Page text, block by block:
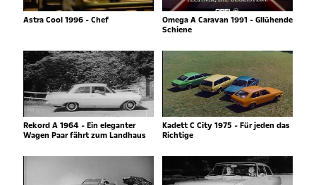
Astra Cool 1996 - Chef
Omega A Caravan 1991 - Gllühende
Schiene
Rekord A 1964 - Ein eleganter
Wagen Paar fährt zum Landhaus
Kadett C City 1975 - Für jeden das
Richtige